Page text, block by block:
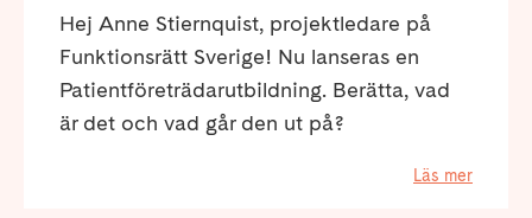
Hej Anne Stiernquist, projektledare på
Funktionsrätt Sverige! Nu lanseras en
Patientföreträdarutbildning. Berätta, vad
är det och vad går den ut på?
Läs mer